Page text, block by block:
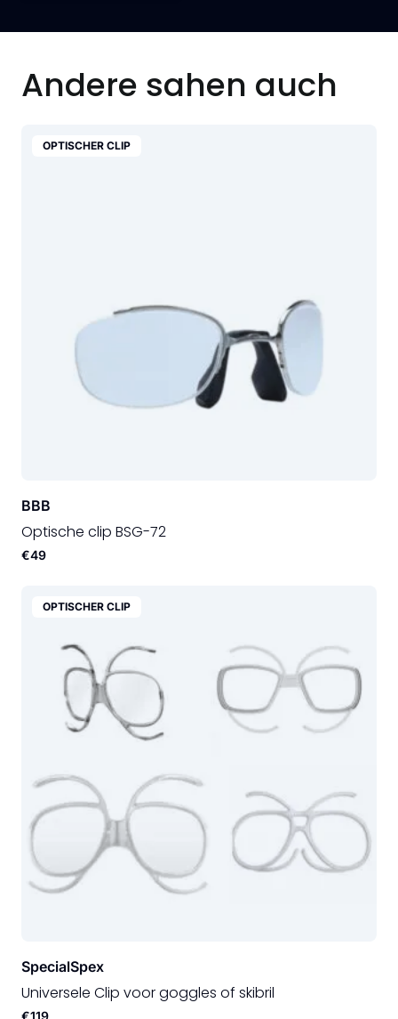
Andere sahen auch
OPTISCHER CLIP
BBB
Optische clip BSG-72
€49
OPTISCHER CLIP
SpecialSpex
Universele Clip voor goggles of skibril
€119